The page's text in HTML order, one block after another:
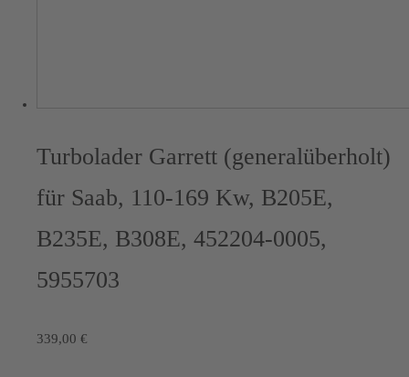
Turbolader Garrett (generalüberholt)
für Saab, 110-169 Kw, B205E,
B235E, B308E, 452204-0005,
5955703
339,00 €